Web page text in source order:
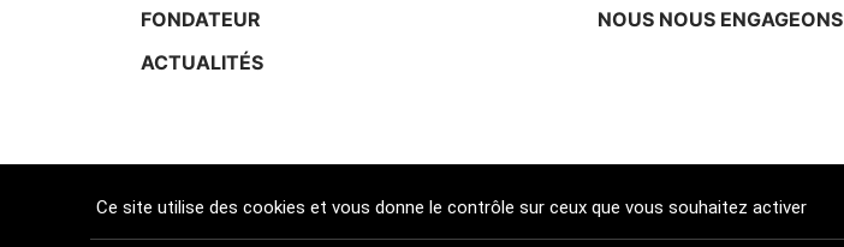
FONDATEUR
ACTUALITÉS
NOUS NOUS ENGAGEONS
Ce site utilise des cookies et vous donne le contrôle sur ceux que vous souhaitez activer